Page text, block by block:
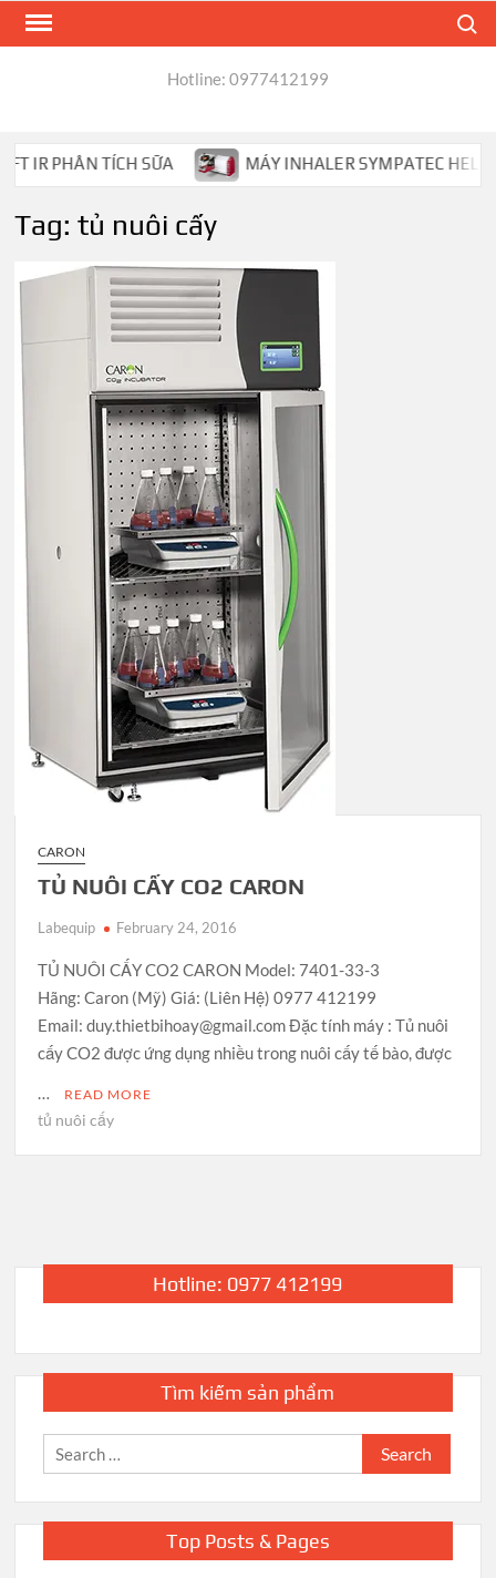
Skip
Hotline: 0977412199
IR PHÂN TÍCH SỮA MÁY INHALER SYMPATEC HELOS
Tag:tủ nuôi cấy
CARON
TỦ NUÔI CẤY CO2 CARON
Labequip February 24, 2016
TỦ NUÔI CẤY CO2 CARON Model: 7401-33-3
Hãng: Caron (Mỹ) Giá: (Liên Hệ) 0977 412199
Email: duy.thietbihoay@gmail.com Đặc tính máy : Tủ nuôi
cấy CO2 được ứng dụng nhiều trong nuôi cấy tế bào, được
…
READ MORE
tủ nuôi cấy
Hotline: 0977 412199
Tìm kiếm sản phẩm
Search
for:
Top Posts & Pages